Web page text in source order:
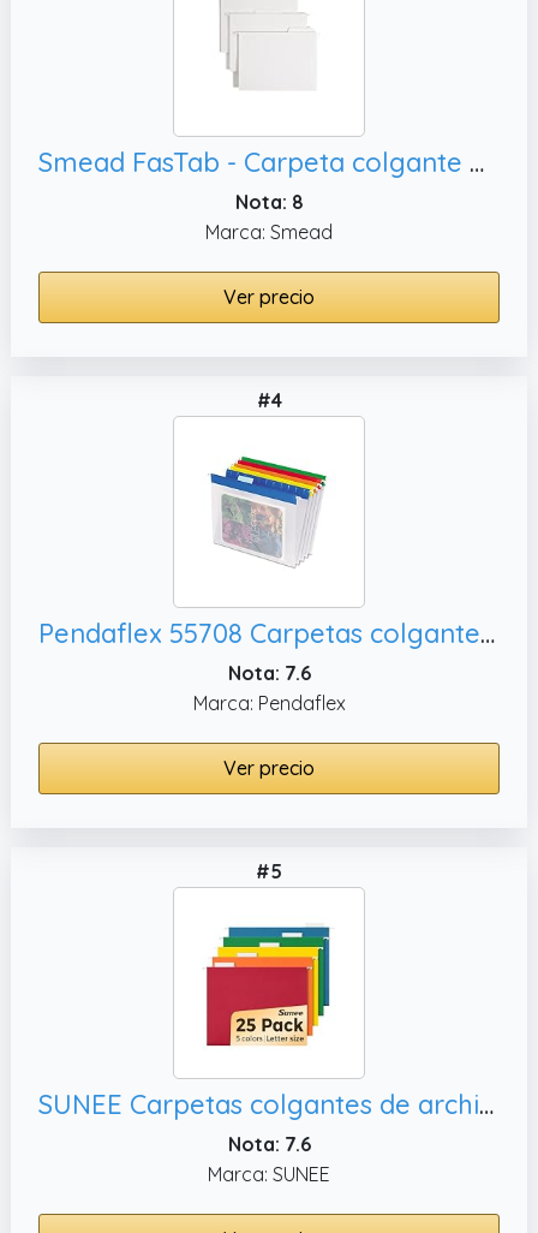
Smead FasTab - Carpeta colgante para archivos, 20 por caja (64002)
Nota: 8
Marca: Smead
Ver precio
#4
Pendaflex 55708 Carpetas colgantes de polietileno, colores surtidos (caja de 25)
Nota: 7.6
Marca: Pendaflex
Ver precio
#5
SUNEE Carpetas colgantes de archivos de colores surtidos, archivos y
Nota: 7.6
Marca: SUNEE